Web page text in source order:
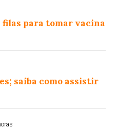
para tomar vacina
saiba como assistir